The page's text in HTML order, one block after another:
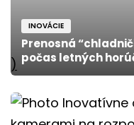
)
INOVÁCIE
Prenosná
počas letných